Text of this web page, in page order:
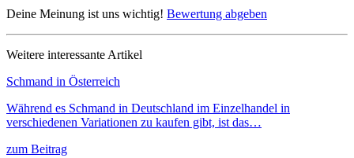
Deine Meinung ist uns wichtig! Bewertung abgeben
Weitere interessante Artikel
Schmand in Österreich
Während es Schmand in Deutschland im Einzelhandel in
verschiedenen Variationen zu kaufen gibt, ist das…
zum Beitrag